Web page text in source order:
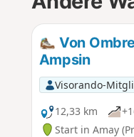
Von
Ampsin
Visorando-
12,33 km
Start in Amay